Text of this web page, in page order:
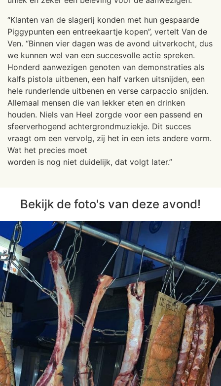
“Klanten van de slagerij konden met hun gespaarde
Piggypunten een entreekaartje kopen”, vertelt Van de
Ven. “Binnen vier dagen was de avond uitverkocht, dus
we kunnen wel van een succesvolle actie spreken.
Honderd aanwezigen genoten van demonstraties als
kalfs pistola uitbenen, een half varken uitsnijden, een
hele runderlende uitbenen en verse carpaccio snijden.
Allemaal mensen die van lekker eten en drinken
houden. Niels van Heel zorgde voor een passend en
sfeerverhogend achtergrondmuziekje. Dit succes
vraagt om een vervolg, zij het in een iets andere vorm.
Wat het precies moet
worden is nog niet duidelijk, dat volgt later.”
Bekijk de foto's van deze avond!